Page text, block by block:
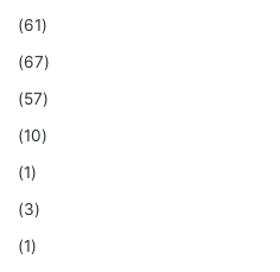
(61)
(67)
(57)
(10)
(1)
(3)
(1)